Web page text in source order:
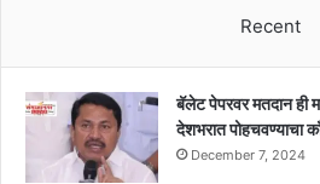
Recent
बॅलेट पेपरवर मतदान ही
देशभरात पोहचवण्याचा
December 7, 2024